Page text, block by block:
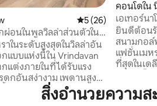
คะแนนเฉลี่ย 5 จาก
5 (26)
ผ่อนในพูลวิลล่าส่วนตัวใน
ในระดับสูงสุดในวิลล่าอัน
แบบแห่งนี้ใน Vrindavan
แต่งภายในที่ได้รับแรง
ดกอันสง่างาม เพดานสูง
ำในร่มส่วนตัว ผ่อนคลายใน
างสวยงามด้วย
คอนโดใน
เอเทอร์น
ห้องนอน
อ่างอาบน้ำ
ยินดีต้อนรับสู่
สนามกอล์
แฟชั่นเมห
ที่สุดในเด
Mbps 😇
H13/
สิ่งอำนวยความ